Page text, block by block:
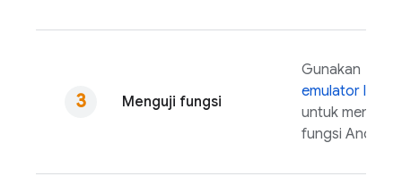
Menguji fungsi
Gunakan
emulator lokal
untuk menguji
fungsi Anda.